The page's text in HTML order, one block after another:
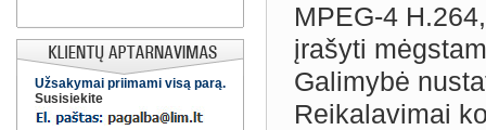
MPEG-4
įrašyti
Galimybė
Reikalavimai
Užsakymai priimami visą parą.
Susisiekite